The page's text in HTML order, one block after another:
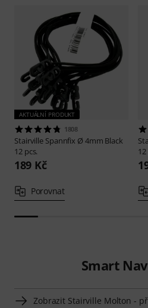
AKTUÁLNÍ PRODUKT
1808
Stairville Spannfix Ø 4mm Black
12 pcs.
189 Kč
Porovnat
12
Smart
Zobrazit Stairville Molton -